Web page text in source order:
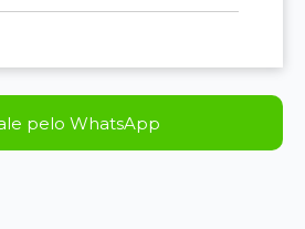
pelo WhatsApp